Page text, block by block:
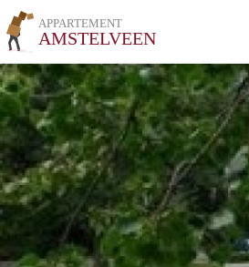
APPARTEMENT
AMSTELVEEN